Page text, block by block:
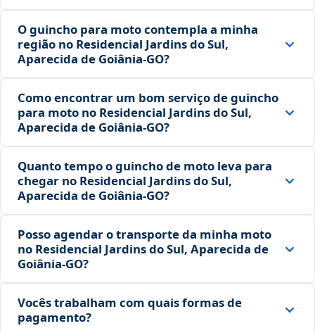
O guincho para moto contempla a minha
região no Residencial Jardins do Sul,
Aparecida de Goiânia‑GO?
Como encontrar um bom serviço de guincho
para moto no Residencial Jardins do Sul,
Aparecida de Goiânia‑GO?
Quanto tempo o guincho de moto leva para
chegar no Residencial Jardins do Sul,
Aparecida de Goiânia‑GO?
Posso agendar o transporte da minha moto
no Residencial Jardins do Sul, Aparecida de
Goiânia‑GO?
Vocês trabalham com quais formas de
pagamento?